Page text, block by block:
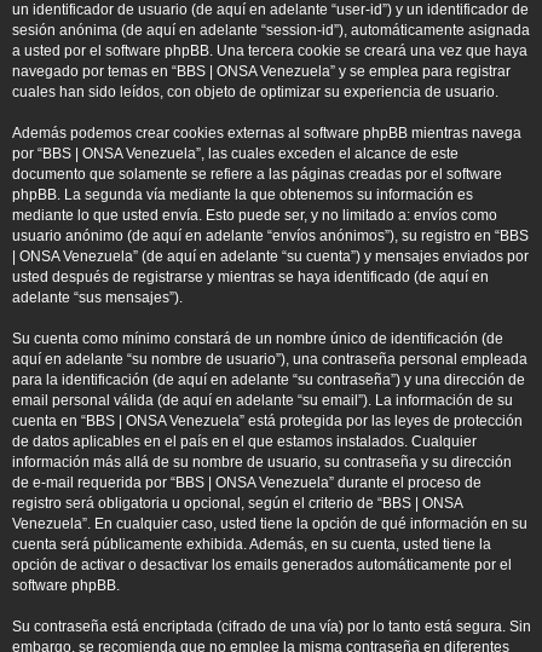
un identificador de usuario (de aquí en adelante “user-id”) y un identificador de
sesión anónima (de aquí en adelante “session-id”), automáticamente asignada
a usted por el software phpBB. Una tercera cookie se creará una vez que haya
navegado por temas en “BBS | ONSA Venezuela” y se emplea para registrar
cuales han sido leídos, con objeto de optimizar su experiencia de usuario.
Además podemos crear cookies externas al software phpBB mientras navega
por “BBS | ONSA Venezuela”, las cuales exceden el alcance de este
documento que solamente se refiere a las páginas creadas por el software
phpBB. La segunda vía mediante la que obtenemos su información es
mediante lo que usted envía. Esto puede ser, y no limitado a: envíos como
usuario anónimo (de aquí en adelante “envíos anónimos”), su registro en “BBS
| ONSA Venezuela” (de aquí en adelante “su cuenta”) y mensajes enviados por
usted después de registrarse y mientras se haya identificado (de aquí en
adelante “sus mensajes”).
Su cuenta como mínimo constará de un nombre único de identificación (de
aquí en adelante “su nombre de usuario”), una contraseña personal empleada
para la identificación (de aquí en adelante “su contraseña”) y una dirección de
email personal válida (de aquí en adelante “su email”). La información de su
cuenta en “BBS | ONSA Venezuela” está protegida por las leyes de protección
de datos aplicables en el país en el que estamos instalados. Cualquier
información más allá de su nombre de usuario, su contraseña y su dirección
de e-mail requerida por “BBS | ONSA Venezuela” durante el proceso de
registro será obligatoria u opcional, según el criterio de “BBS | ONSA
Venezuela”. En cualquier caso, usted tiene la opción de qué información en su
cuenta será públicamente exhibida. Además, en su cuenta, usted tiene la
opción de activar o desactivar los emails generados automáticamente por el
software phpBB.
Su contraseña está encriptada (cifrado de una vía) por lo tanto está segura. Sin
embargo, se recomienda que no emplee la misma contraseña en diferentes